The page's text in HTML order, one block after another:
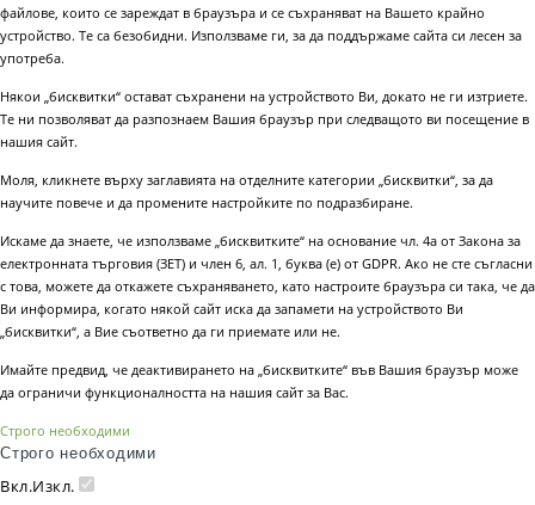
файлове, които се зареждат в браузъра и се съхраняват на Вашето крайно
устройство. Те са безобидни. Използваме ги, за да поддържаме сайта си лесен за
употреба.
Някои „бисквитки“ остават съхранени на устройството Ви, докато не ги изтриете.
Те ни позволяват да разпознаем Вашия браузър при следващото ви посещение в
нашия сайт.
Моля, кликнете върху заглавията на отделните категории „бисквитки“, за да
научите повече и да промените настройките по подразбиране.
Искаме да знаете, че използваме „бисквитките“ на основание чл. 4а от Закона за
електронната търговия (ЗЕТ) и член 6, ал. 1, буква (е) от GDPR. Ако не сте съгласни
с това, можете да откажете съхраняването, като настроите браузъра си така, че да
Ви информира, когато някой сайт иска да запамети на устройството Ви
„бисквитки“, а Вие съответно да ги приемате или не.
Имайте предвид, че деактивирането на „бисквитките“ във Вашия браузър може
да ограничи функционалността на нашия сайт за Вас.
Строго необходими
Строго необходими
Вкл.Изкл.